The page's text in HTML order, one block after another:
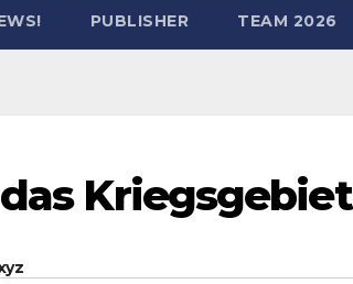
PUBLISHER TEAM 2026
Kriegsgebiet